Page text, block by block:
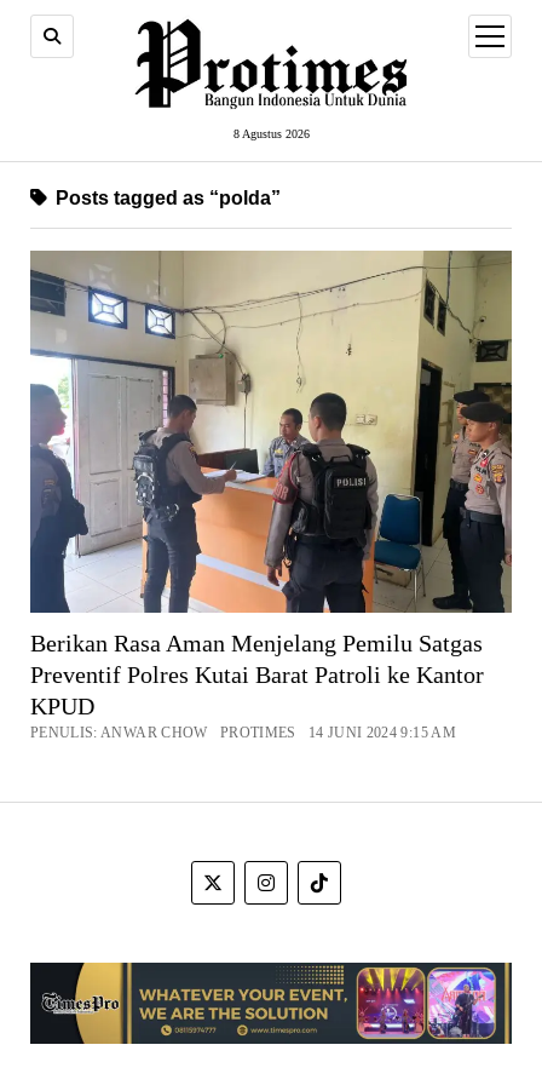
8 Agustus 2026
open
menu
Posts tagged as “polda”
Berikan Rasa Aman Menjelang Pemilu Satgas
Preventif Polres Kutai Barat Patroli ke Kantor
KPUD
PENULIS: ANWAR CHOW PROTIMES 14 JUNI 2024 9:15 AM